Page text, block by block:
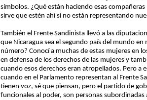
símbolos. ¿Qué están haciendo esas
sirve que estén ahí si no están representando
También el Frente Sandinista llevó a las
que Nicaragua sea el segundo país del mundo
número? Conocí a muchas de estas mujeres en
en defensa de los derechos de las mujeres y
cuando esos derechos eran atropellados. Pero a
cuando en el Parlamento representan al Frente
tienen voz, sé que piensan, pero el partido de
funcionales al poder, son personas